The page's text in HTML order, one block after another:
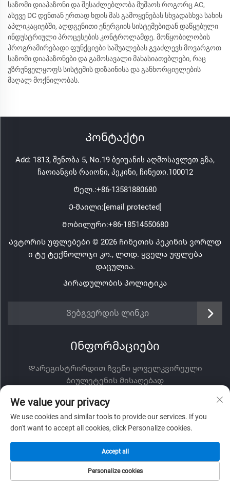
საზომი დიაპაზონი და შესაძლებლობა მუშაოს როგორც AC,
ასევე DC დენთან ერთად ხდის მას გამოყენებას სხვადასხვა სახის
აპლიკაციებში, აღდგენითი ენერგიის სისტემებიდან დაწყებული
ინდუსტრიული პროცესების კონტროლამდე. მოწყობილობის
პროგრამირებადი ფუნქციები საშუალებას გვაძლევს მოვარგოთ
საზომი დიაპაზონები და გამოსავალი მახასიათებლები, რაც
უზრუნველყოფს სისტემის დიზაინისა და განხორციელების
მაღალ მოქნილობას.
Კონტაქტი
Add: 1813, შენობა 5, No.19 ბეიუანის აღმოსავლეთ გზა,
ჩაოიანგის რაიონი, პეკინი, ჩინეთი.100012
Ტელ.:+86-13581880680
Ე-მაილი:[email protected]
Მობილური:+86-18514550680
Ავტორის უფლებები © 2026 ჩინეთის პეკინის ვორლდ
ი ტუ ტექნოლოჯი კო., ლთდ. ყველა უფლება
დაცულია.
Პირადულობის პოლიტიკა
Ვებგვერდის ლინკი
Ინფორმაციები
Დარეგისტრირდით ჩვენი ყოველკვირეული
ბიულეტენის მისაღებად
We value your privacy
We use cookies and similar tools to provide our services. If you
don't want to accept all cookies, click Personalize cookies.
Personalize cookies
Accept all